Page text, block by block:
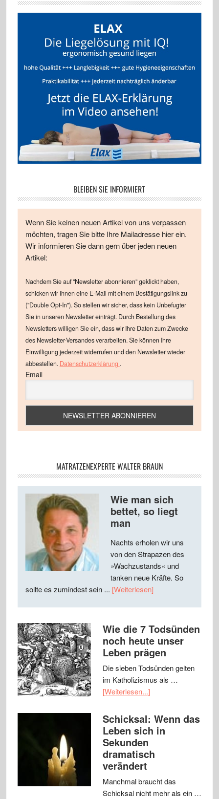
BLEIBEN SIE INFORMIERT
Wenn Sie keinen neuen Artikel von uns verpassen
möchten, tragen Sie bitte Ihre Mailadresse hier ein.
Wir informieren Sie dann gern über jeden neuen
Artikel:
Nachdem Sie auf "Newsletter abonnieren" geklickt haben,
schicken wir Ihnen eine E-Mail mit einem Bestätigungslink zu
("Double Opt-In"). So stellen wir sicher, dass kein Unbefugter
Sie in unseren Newsletter einträgt. Durch Bestellung des
Newsletters willigen Sie ein, dass wir Ihre Daten zum Zwecke
des Newsletter-Versandes verarbeiten. Sie können Ihre
Einwilligung jederzeit widerrufen und den Newsletter wieder
abbestellen. Datenschutzerklärung .
Email
MATRATZENEXPERTE WALTER BRAUN
Wie man sich
bettet, so liegt
man
Nachts erholen wir uns
von den Strapazen des
»Wachzustands« und
tanken neue Kräfte. So
sollte es zumindest sein ... [Weiterlesen]
Wie die 7 Todsünden
noch heute unser
Leben prägen
Die sieben Todsünden gelten
im Katholizismus als …
[Weiterlesen...]
Schicksal: Wenn das
Leben sich in
Sekunden
dramatisch
verändert
Manchmal braucht das
Schicksal nicht mehr als ein …